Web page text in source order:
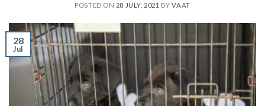
POSTED ON 28 JULY, 2021 BYVAAT
28
Jul